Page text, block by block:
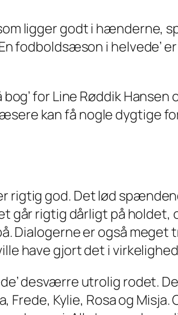
ligger godt i hænderne,
fodboldsæson i helvede’
for Line Røddik
kan få nogle dygtige
rigtig god. Det lød
går rigtig dårligt på
Dialogerne er også
have gjort det i
desværre utrolig rodet.
Frede, Kylie, Rosa og